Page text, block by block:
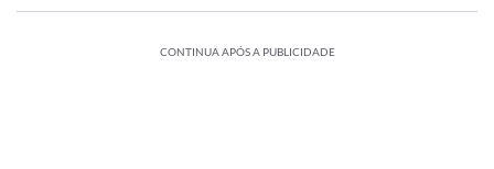
CONTINUA APÓS A PUBLICIDADE